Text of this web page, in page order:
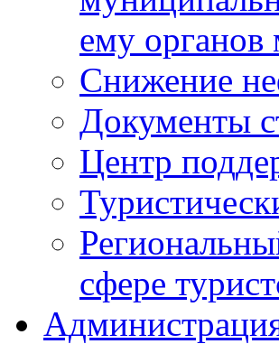
ему органов
Снижение
Документы
Центр
сфере